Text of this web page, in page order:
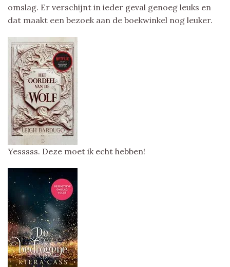
omslag. Er verschijnt in ieder geval genoeg leuks en
dat maakt een bezoek aan de boekwinkel nog leuker.
Yesssss. Deze moet ik echt hebben!